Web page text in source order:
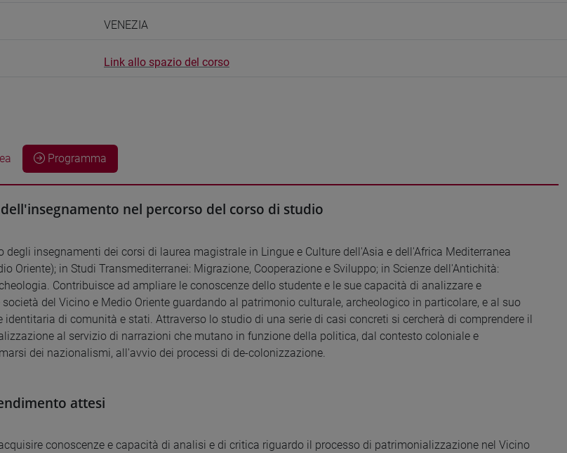
VENEZIA
Link allo spazio del corso
Programma
nel percorso del corso di studio
degli insegnamenti dei corsi di laurea magistrale in Lingue e Culture dell'Asia e dell'Africa Mediterranea
Oriente); in Studi Transmediterranei: Migrazione, Cooperazione e Sviluppo; in Scienze dell'Antichità:
Contribuisce ad ampliare le conoscenze dello studente e le sue capacità di analizzare e
del Vicino e Medio Oriente guardando al patrimonio culturale, archeologico in particolare, e al suo
identitaria di comunità e stati. Attraverso lo studio di una serie di casi concreti si cercherà di comprendere il
al servizio di narrazioni che mutano in funzione della politica, dal contesto coloniale e
dei nazionalismi, all'avvio dei processi di de-colonizzazione.
attesi
conoscenze e capacità di analisi e di critica riguardo il processo di patrimonializzazione nel Vicino